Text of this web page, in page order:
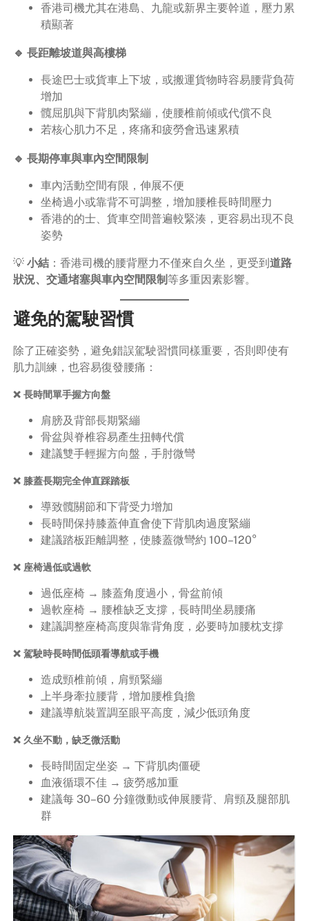
香港司機尤其在港島、九龍或新界主要幹道，壓力累
積顯著
🔹 長距離坡道與高樓梯
長途巴士或貨車上下坡，或搬運貨物時容易腰背負荷
增加
髖屈肌與下背肌肉緊繃，使腰椎前傾或代償不良
若核心肌力不足，疼痛和疲勞會迅速累積
🔹 長期停車與車內空間限制
車內活動空間有限，伸展不便
坐椅過小或靠背不可調整，增加腰椎長時間壓力
香港的的士、貨車空間普遍較緊湊，更容易出現不良
姿勢
💡 小結：香港司機的腰背壓力不僅來自久坐，更受到 道路
狀況、交通堵塞與車內空間限制 等多重因素影響。
避免的駕駛習慣
除了正確姿勢，避免錯誤駕駛習慣同樣重要，否則即使有
肌力訓練，也容易復發腰痛：
❌ 長時間單手握方向盤
肩膀及背部長期緊繃
骨盆與脊椎容易產生扭轉代償
建議雙手輕握方向盤，手肘微彎
❌ 膝蓋長期完全伸直踩踏板
導致髖關節和下背受力增加
長時間保持膝蓋伸直會使下背肌肉過度緊繃
建議踏板距離調整，使膝蓋微彎約 100–120°
❌ 座椅過低或過軟
過低座椅 → 膝蓋角度過小，骨盆前傾
過軟座椅 → 腰椎缺乏支撐，長時間坐易腰痛
建議調整座椅高度與靠背角度，必要時加腰枕支撐
❌ 駕駛時長時間低頭看導航或手機
造成頸椎前傾，肩頸緊繃
上半身牽拉腰背，增加腰椎負擔
建議導航裝置調至眼平高度，減少低頭角度
❌ 久坐不動，缺乏微活動
長時間固定坐姿 → 下背肌肉僵硬
血液循環不佳 → 疲勞感加重
建議每 30–60 分鐘微動或伸展腰背、肩頸及腿部肌
群